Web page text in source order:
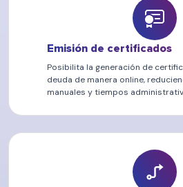
Emisión de certificados
Posibilita la generación de
deuda de manera online,
manuales y tiempos